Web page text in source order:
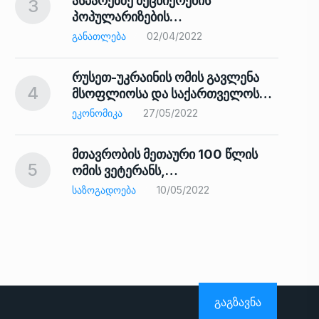
3
პოპულარიზების…
ᲒᲐᲜᲐᲗᲚᲔᲑᲐ 02/04/2022
4
რუსეთ-უკრაინის ომის გავლენა
მსოფლიოსა და საქართველოს…
ᲔᲙᲝᲜᲝᲛᲘᲙᲐ 27/05/2022
5
მთავრობის მეთაური 100 წლის
ომის ვეტერანს,…
ᲡᲐᲖᲝᲒᲐᲓᲝᲔᲑᲐ 10/05/2022
ᲒᲐᲒᲖᲐᲕᲜᲐ